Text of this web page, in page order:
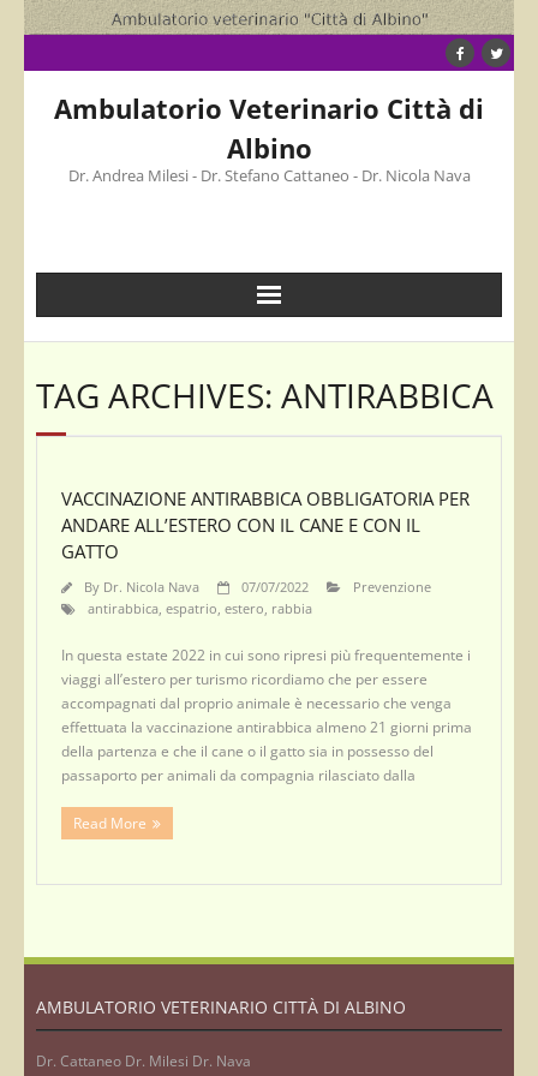
Skip
to
Ambulatorio Veterinario Città di
Albino
Dr. Andrea Milesi - Dr. Stefano Cattaneo - Dr. Nicola Nava
TAG ARCHIVES: ANTIRABBICA
VACCINAZIONE ANTIRABBICA OBBLIGATORIA PER
ANDARE ALL’ESTERO CON IL CANE E CON IL
GATTO
By Dr. Nicola Nava 07/07/2022
Prevenzione
antirabbica espatrio estero rabbia
In questa estate 2022 in cui sono ripresi più frequentemente i
viaggi all’estero per turismo ricordiamo che per essere
accompagnati dal proprio animale è necessario che venga
effettuata la vaccinazione antirabbica almeno 21 giorni prima
della partenza e che il cane o il gatto sia in possesso del
passaporto per animali da compagnia rilasciato dalla
Read More
AMBULATORIO VETERINARIO CITTÀ DI ALBINO
Dr. Cattaneo Dr. Milesi Dr. Nava